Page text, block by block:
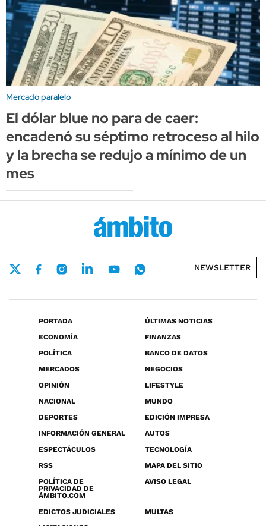
Mercado paralelo
El dólar blue no para de caer:
encadenó su séptimo retroceso al hilo
y la brecha se redujo a mínimo de un
mes
NEWSLETTER
PORTADA
ÚLTIMAS NOTICIAS
ECONOMÍA
FINANZAS
POLÍTICA
BANCO DE DATOS
MERCADOS
NEGOCIOS
OPINIÓN
LIFESTYLE
NACIONAL
MUNDO
DEPORTES
EDICIÓN IMPRESA
INFORMACIÓN GENERAL
AUTOS
ESPECTÁCULOS
TECNOLOGÍA
RSS
MAPA DEL SITIO
POLÍTICA DE
PRIVACIDAD DE
ÁMBITO.COM
AVISO LEGAL
EDICTOS JUDICIALES
MULTAS